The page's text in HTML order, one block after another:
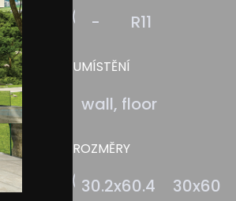
- R11
UMÍSTĚNÍ
wall, floor
ROZMĚRY
30.2x60.4 30x60